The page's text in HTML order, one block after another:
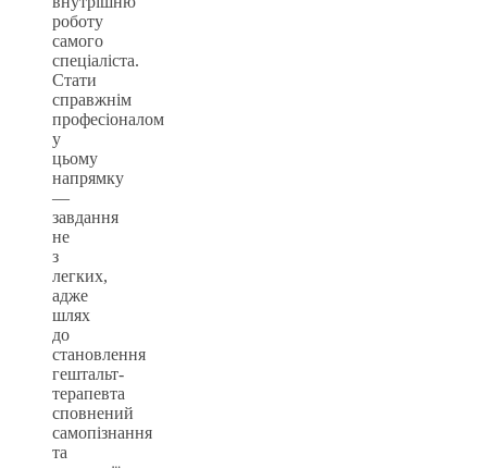
роботу
самого
спеціаліста.
Стати
справжнім
професіоналом
у
цьому
напрямку
—
завдання
не
з
легких,
адже
шлях
до
становлення
гештальт-
терапевта
сповнений
самопізнання
та